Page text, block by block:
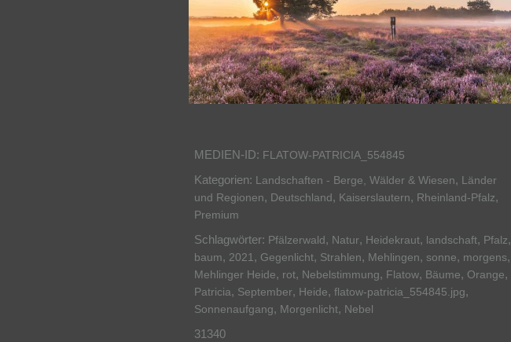
MEDIEN-ID: FLATOW-PATRICIA_554845
Kategorien: Landschaften - Berge, Wälder & Wiesen, Länder
und Regionen, Deutschland, Kaiserslautern, Rheinland-Pfalz,
Premium
Schlagwörter: Pfälzerwald, Natur, Heidekraut, landschaft, Pfalz,
baum, 2021, Gegenlicht, Strahlen, Mehlingen, sonne, morgens,
Mehlinger Heide, rot, Nebelstimmung, Flatow, Bäume, Orange,
Patricia, September, Heide, flatow-patricia_554845.jpg,
Sonnenaufgang, Morgenlicht, Nebel
31340